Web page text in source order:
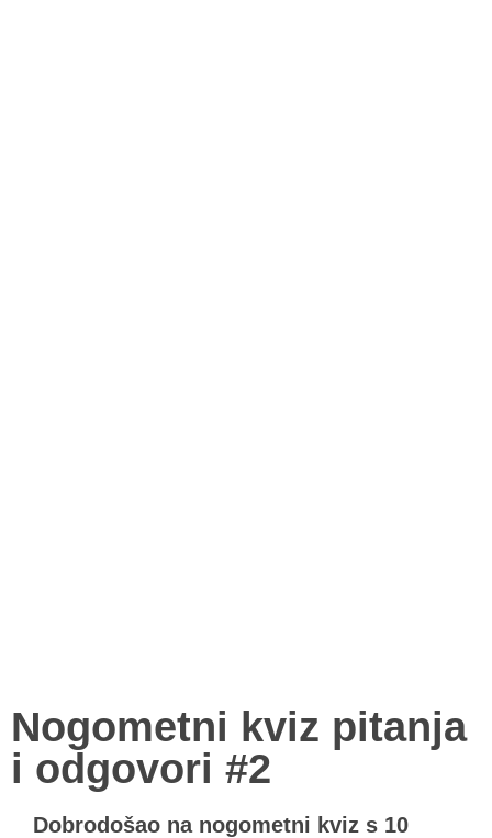
Nogometni kviz pitanja
i odgovori #2
Dobrodošao na nogometni kviz s 10